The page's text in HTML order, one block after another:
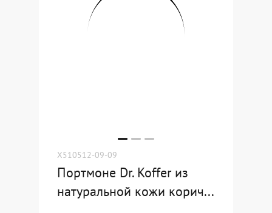
X510512-09-09
Портмоне Dr. Koffer из
натуральной кожи корич...